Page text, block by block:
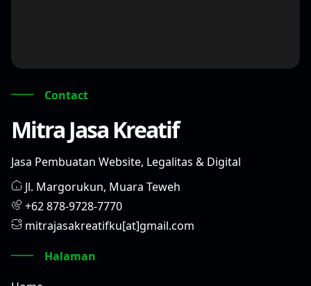
Contact
Mitra Jasa Kreatif
Jasa Pembuatan Website, Legalitas & Digital
Jl. Margorukun, Muara Teweh
+62 878-9728-7770
mitrajasakreatifku[at]gmail.com
Halaman